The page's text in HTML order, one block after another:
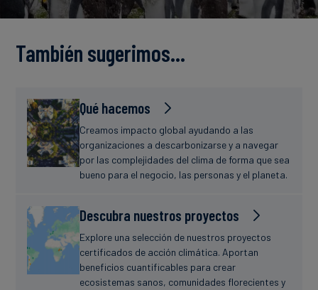
Finanzas
estudio
Noticias
También sugerimos…
Qué hacemos
Creamos impacto global ayudando a las
organizaciones a descarbonizarse y a navegar
por las complejidades del clima de forma que sea
bueno para el negocio, las personas y el planeta.
Descubra nuestros proyectos
Explore una selección de nuestros proyectos
certificados de acción climática. Aportan
beneficios cuantificables para crear
ecosistemas sanos, comunidades florecientes y